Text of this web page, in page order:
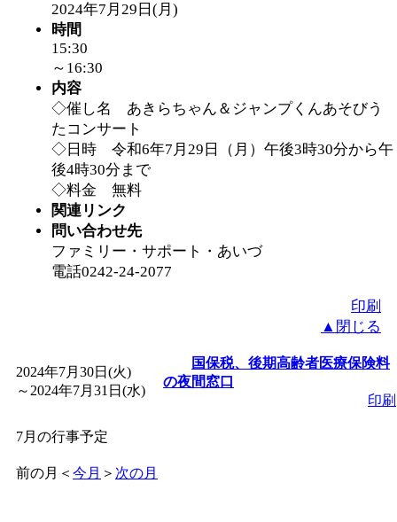
2024年7月29日(月)
時間
15:30
～16:30
内容
◇催し名 あきらちゃん＆ジャンプくんあそびう
たコンサート
◇日時 令和6年7月29日（月）午後3時30分から午
後4時30分まで
◇料金 無料
関連リンク
問い合わせ先
ファミリー・サポート・あいづ
電話0242-24-2077
印刷
▲閉じる
2024年7月30日(火)
～ 2024年7月31日(水)
国保税、後期高齢者医療保険料
の夜間窓口
印刷
7月の行事予定
前の月 ＜ 今月 ＞ 次の月